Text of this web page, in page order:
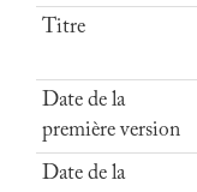
Titre
Date de la
première version
Date de la